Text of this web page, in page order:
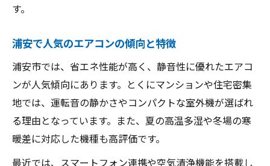
す。
浦安で人気のエアコンの傾向と特徴
浦安市では、省エネ性能が高く、静音性に優れたエアコ
ンが人気傾向にあります。とくにマンションや住宅密集
地では、運転音の静かさやコンパクトな室外機が選ばれ
る理由となっています。また、夏の高温多湿や冬場の寒
暖差に対応した機種も高評価です。
最近では、スマートフォン連携や空気清浄機能を搭載し